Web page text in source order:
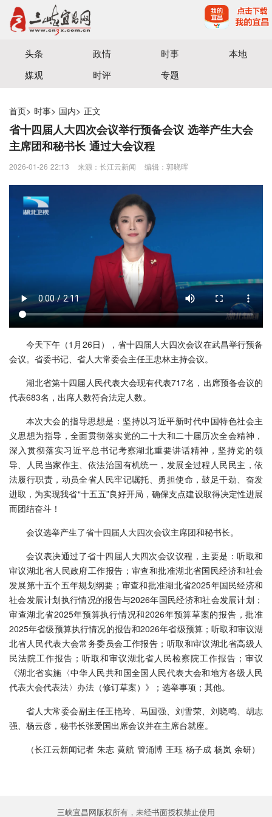
宜昌三峡融媒体中心主办
头条 政情 时事
本地
媒观
时评 专题
首页> 时事> 国内> 正文
省十四届人大四次会议举行预备会议 选举产生大会
主席团和秘书长 通过大会议程
2026-01-26 22:13 来源：长江云新闻 编辑：郭晓晖
今天下午（1月26日），省十四届人大四次会议在武昌举行预备
会议。省委书记、省人大常委会主任王忠林主持会议。
湖北省第十四届人民代表大会现有代表717名，出席预备会议的
代表683名，出席人数符合法定人数。
本次大会的指导思想是：坚持以习近平新时代中国特色社会主
义思想为指导，全面贯彻落实党的二十大和二十届历次全会精神，
深入贯彻落实习近平总书记考察湖北重要讲话精神，坚持党的领
导、人民当家作主、依法治国有机统一，发展全过程人民民主，依
法履行职责，动员全省人民牢记嘱托、勇担使命，鼓足干劲、奋发
进取，为实现我省“十五五”良好开局，确保支点建设取得决定性进展
而团结奋斗！
会议选举产生了省十四届人大四次会议主席团和秘书长。
会议表决通过了省十四届人大四次会议议程，主要是：听取和
审议湖北省人民政府工作报告；审查和批准湖北省国民经济和社会
发展第十五个五年规划纲要；审查和批准湖北省2025年国民经济和
社会发展计划执行情况的报告与2026年国民经济和社会发展计划；
审查湖北省2025年预算执行情况和2026年预算草案的报告，批准
2025年省级预算执行情况的报告和2026年省级预算；听取和审议湖
北省人民代表大会常务委员会工作报告；听取和审议湖北省高级人
民法院工作报告；听取和审议湖北省人民检察院工作报告；审议
《湖北省实施〈中华人民共和国全国人民代表大会和地方各级人民
代表大会代表法〉办法（修订草案）》；选举事项；其他。
省人大常委会副主任王艳玲、马国强、刘雪荣、刘晓鸣、胡志
强、杨云彦，秘书长张爱国出席会议并在主席台就座。
（长江云新闻记者 朱志 黄航 管涌博 王珏 杨子成 杨岚 余研）
三峡宜昌网版权所有，未经书面授权禁止使用